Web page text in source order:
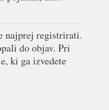
najprej registrirati.
do objav. Pri
ki ga izvedete